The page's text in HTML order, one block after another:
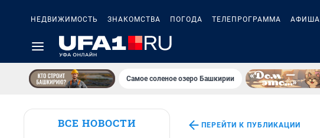
НЕДВИЖИМОСТЬ ЗНАКОМСТВА ПОГОДА ТЕЛЕПРОГРАММА АФИША
Самое соленое озеро Башкирии
ВСЕ НОВОСТИ ПЕРЕЙТИ К ПУБЛИКАЦИИ